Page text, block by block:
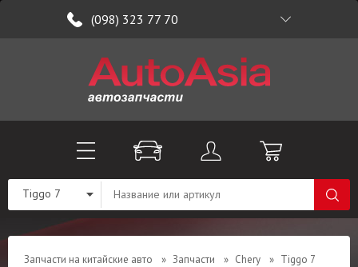
(098) 323 77 70
Tiggo 7
Запчасти на китайские авто » Запчасти » Chery » Tiggo 7